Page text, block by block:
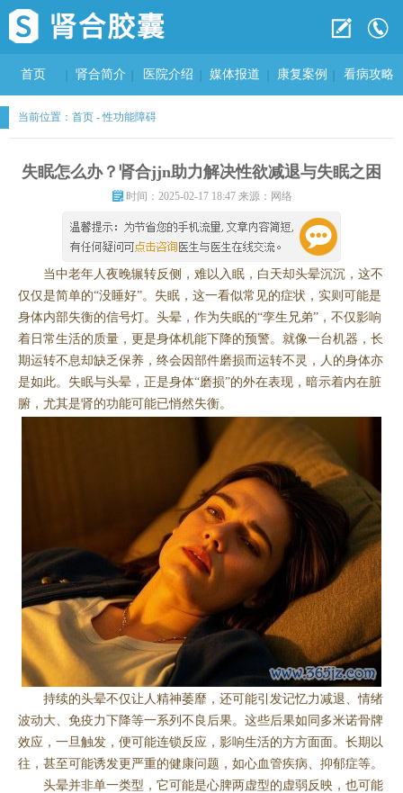
首页 肾合简介 医院介绍 媒体报道 康复案例 看病攻略
当前位置： 首页 -性功能障碍
失眠怎么办？肾合jjn助力解决性欲减退与失眠之困
时间：2025-02-17 18:47 来源：网络
当中老年人夜晚辗转反侧，难以入眠，白天却头晕沉沉，这不
仅仅是简单的“没睡好”。失眠，这一看似常见的症状，实则可能是
身体内部失衡的信号灯。头晕，作为失眠的“孪生兄弟”，不仅影响
着日常生活的质量，更是身体机能下降的预警。就像一台机器，长
期运转不息却缺乏保养，终会因部件磨损而运转不灵，人的身体亦
是如此。失眠与头晕，正是身体“磨损”的外在表现，暗示着内在脏
腑，尤其是肾的功能可能已悄然失衡。
持续的头晕不仅让人精神萎靡，还可能引发记忆力减退、情绪
波动大、免疫力下降等一系列不良后果。这些后果如同多米诺骨牌
效应，一旦触发，便可能连锁反应，影响生活的方方面面。长期以
往，甚至可能诱发更严重的健康问题，如心血管疾病、抑郁症等。
头晕并非单一类型，它可能是心脾两虚型的虚弱反映，也可能